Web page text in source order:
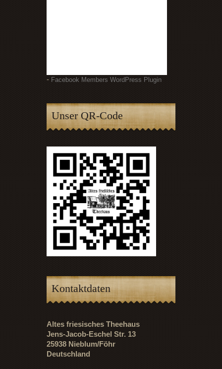
- Facebook Members WordPress Plugin
Unser QR-Code
Kontaktdaten
Altes friesisches Theehaus
Jens-Jacob-Eschel Str. 13
25938 Nieblum/Föhr
Deutschland